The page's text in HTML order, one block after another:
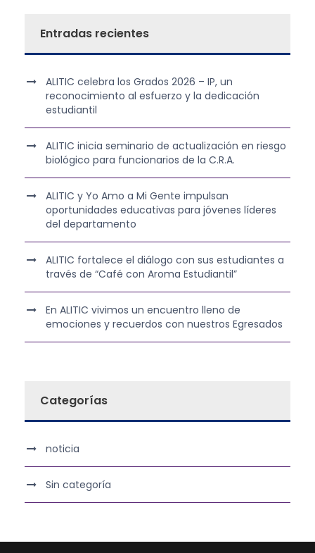
Entradas recientes
ALITIC celebra los Grados 2026 – IP, un
reconocimiento al esfuerzo y la dedicación
estudiantil
ALITIC inicia seminario de actualización en riesgo
biológico para funcionarios de la C.R.A.
ALITIC y Yo Amo a Mi Gente impulsan
oportunidades educativas para jóvenes líderes
del departamento
ALITIC fortalece el diálogo con sus estudiantes a
través de “Café con Aroma Estudiantil”
En ALITIC vivimos un encuentro lleno de
emociones y recuerdos con nuestros Egresados
Categorías
noticia
Sin categoría